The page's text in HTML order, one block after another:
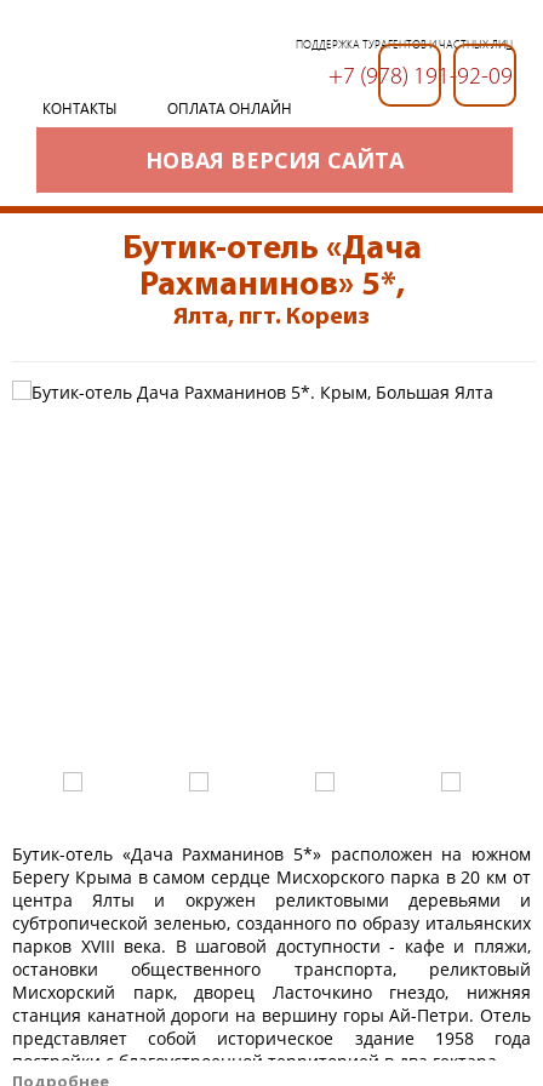
НОВАЯ ВЕРСИЯ САЙТА
КОНТАКТЫ ОПЛАТА ОНЛАЙН
ПОДДЕРЖКА ТУРАГЕНТОВ И ЧАСТНЫХ ЛИЦ
+7 (978) 191-92-09
Бутик-отель «Дача
Рахманинов» 5*,
Ялта, пгт. Кореиз
Бутик-отель «Дача Рахманинов 5*» расположен на южном
Берегу Крыма в самом сердце Мисхорского парка в 20 км от
центра Ялты и окружен реликтовыми деревьями и
субтропической зеленью, созданного по образу итальянских
парков ХVIII века. В шаговой доступности - кафе и пляжи,
остановки общественного транспорта, реликтовый
Мисхорский парк, дворец Ласточкино гнездо, нижняя
станция канатной дороги на вершину горы Ай-Петри. Отель
представляет собой историческое здание 1958 года
постройки с благоустроенной территорией в два гектара.
Подробнее